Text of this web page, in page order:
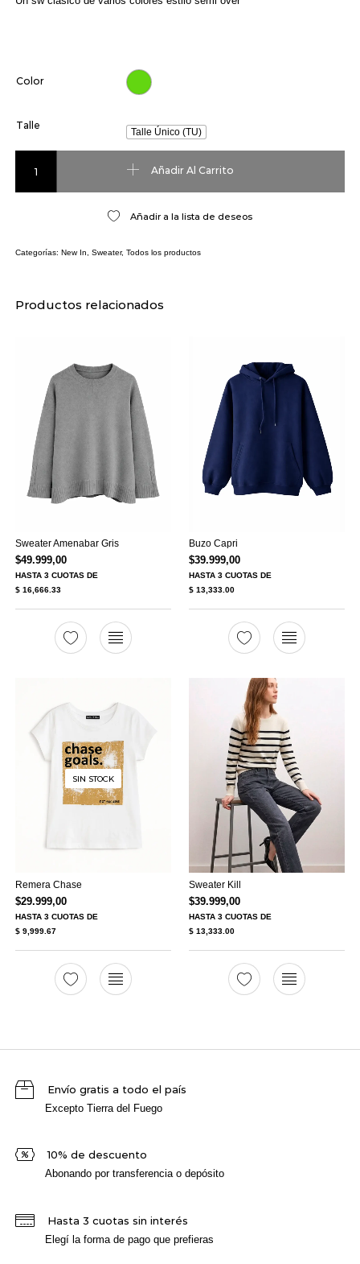
Color
Talle
Talle Único (TU)
Añadir Al Carrito
Añadir a la lista de deseos
Categorías: New In Sweater, Todos los productos
Productos relacionados
Sweater Amenabar Gris
$49.999,00
HASTA 3 CUOTASDE
$ 16,666.33
Buzo Capri
$39.999,00
HASTA3 CUOTAS DE
$ 13,333.00
SIN STOCK
Remera Chase
$29.999,00
HASTA 3 CUOTASDE
$ 9,999.67
Sweater Kill
$39.999,00
HASTA3 CUOTAS DE
$ 13,333.00
Envío gratis a todo el país
Excepto Tierra del Fuego
10% de descuento
Abonando por transferencia o depósito
Hasta 3 cuotas sin interés
Elegí la forma de pago que prefieras